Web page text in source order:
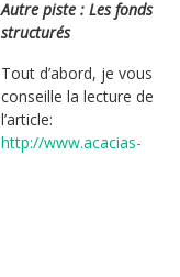
Autre piste : Les fonds
structurés
Tout d’abord, je vous
conseille la lecture de
l’article:
http://www.acacias-